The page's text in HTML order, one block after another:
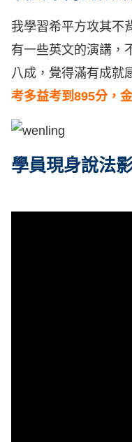
我學習希平方攻其不
有一些英文的演講，
八成，覺得滿有成就
考多益考到895分，
學員現身說法